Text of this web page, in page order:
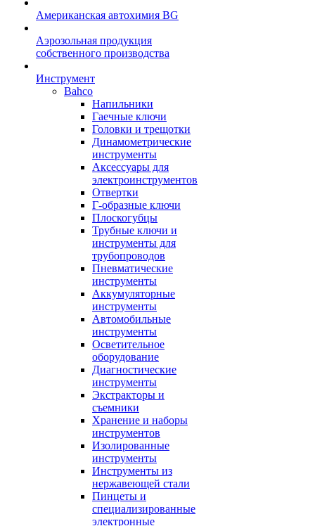
Американская автохимия BG
Аэрозольная продукция
собственного производства
Инструмент
Bahco
Напильники
Гаечные ключи
Головки и трещотки
Динамометрические
инструменты
Аксессуары для
электроинструментов
Отвертки
Г-образные ключи
Плоскогубцы
Трубные ключи и
инструменты для
трубопроводов
Пневматические
инструменты
Аккумуляторные
инструменты
Автомобильные
инструменты
Осветительное
оборудование
Диагностические
инструменты
Экстракторы и
съемники
Хранение и наборы
инструментов
Изолированные
инструменты
Инструменты из
нержавеющей стали
Пинцеты и
специализированные
электронные